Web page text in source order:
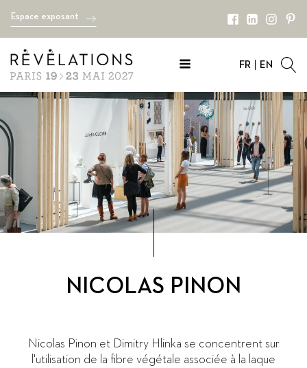
Espace exposant
FR EN
NICOLAS PINON
Nicolas Pinon et Dimitry Hlinka se concentrent sur
l'utilisation de la fibre végétale associée à la laque